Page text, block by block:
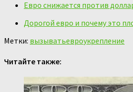
Евро снижается против
Дорогой евро и почему это
Метки: вызыватьевроукрепление
Читайте также: